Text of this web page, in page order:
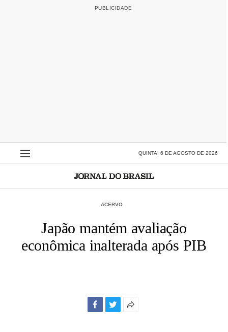
QUINTA, 6 DE AGOSTO DE 2026
ACERVO
Japão mantém avaliação
econômica inalterada após PIB